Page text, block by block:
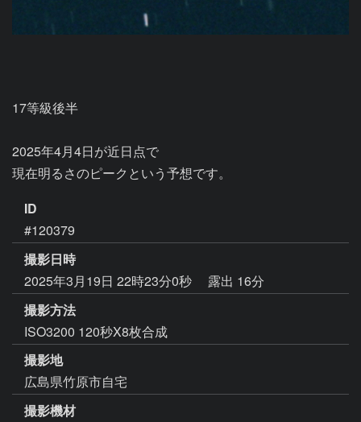
17等級後半
2025年4月4日が近日点で
現在明るさのピークという予想です。
ID
#120379
撮影日時
2025年3月19日 22時23分0秒
露出 16分
撮影方法
ISO3200 120秒X8枚合成
撮影地
広島県竹原市自宅
撮影機材